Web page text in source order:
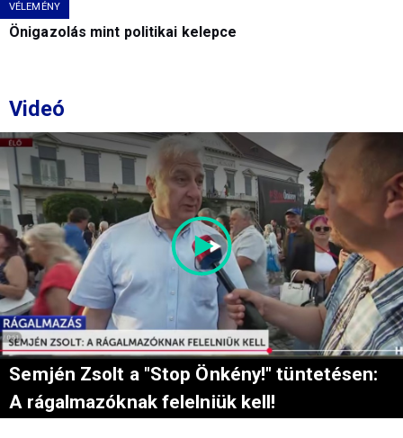
VÉLEMÉNY
Önigazolás mint politikai kelepce
Videó
Semjén Zsolt a "Stop Önkény!" tüntetésen:
A rágalmazóknak felelniük kell!